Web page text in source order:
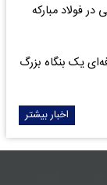
فولاد مبارکه
یک بنگاه بزرگ
اخبار بیشتر